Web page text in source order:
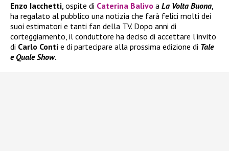
Enzo Iacchetti, ospite di Caterina Balivo a La Volta Buona,
ha regalato al pubblico una notizia che farà felici molti dei
suoi estimatori e tanti fan della TV. Dopo anni di
corteggiamento, il conduttore ha deciso di accettare l’invito
di Carlo Conti e di partecipare alla prossima edizione di Tale
e Quale Show.